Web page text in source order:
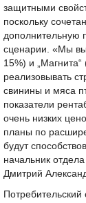
защитными
поскольку
дополнительную
сценарии. «Мы
15%) и
реализовывать
свинины и мяса
показатели
очень низких
планы по
будут
начальник
Дмитрий